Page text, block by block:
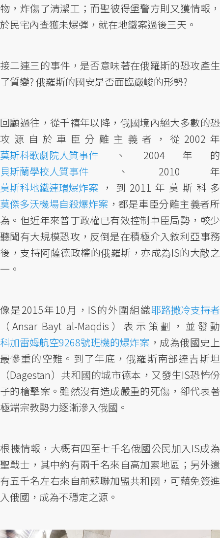
物，炸傷了清潔工；而聖彼得堡警方則又獲情報，
於民宅內查獲未爆彈，就在地鐵案過後三天。
接二連三的事件，是否意味著在俄羅斯的恐攻產生
了質變? 俄羅斯的國安是否面臨嚴峻的形勢?
回顧過往，從千禧年以降，俄國境內絕大多數的恐
攻源自於車臣分離主義者，從2002年
莫斯科歌劇院人質事件 、2004年的
貝斯蘭學校人質事件 、2010年
莫斯科地鐵連環爆炸案 ，到2011年莫斯科多
莫傑多沃機場自殺爆炸案 ，都是車臣分離主義者所
為。但近年來普丁政權已有效控制車臣局勢，較少
聽聞有大規模恐攻，反倒是在積極介入敘利亞事務
後，支持阿薩德政權的俄羅斯，亦成為IS的大敵之
一。
像是2015年10月，IS的外圍組織耶路撒冷支持者
（Ansar Bayt al-Maqdis）表示策劃，並發動
科加雷姆航空9268號班機的爆炸案 ，成為俄國史上
最慘重的空難。到了年底，俄羅斯南部達吉斯坦
（Dagestan）共和國的城市德本，又發生IS恐怖份
子的槍擊案。雖然沒有造成嚴重的死傷，卻代表著
極端宗教勢力逐漸滲入俄國。
根據情報，大概有四至七千名俄國公民加入IS成為
聖戰士，其中約有兩千名來自高加索地區；另外還
有五千名左右來自前蘇聯加盟共和國，可藉免簽進
入俄國，成為不穩定之源。